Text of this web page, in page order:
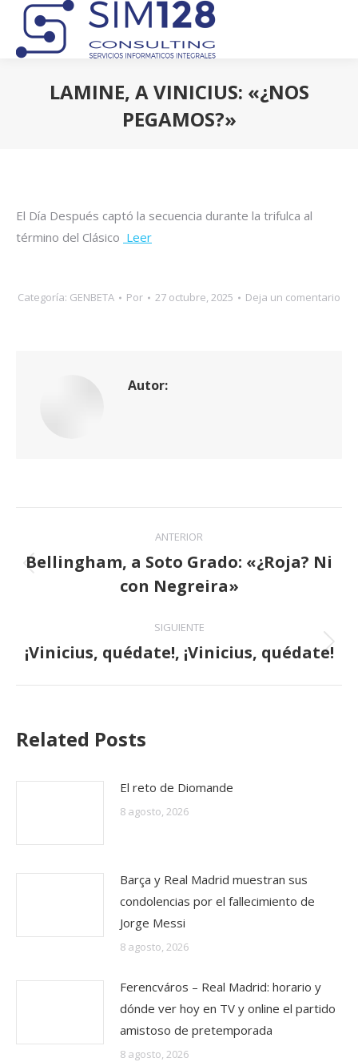
LAMINE, A VINICIUS: «¿NOS
PEGAMOS?»
El Día Después captó la secuencia durante la trifulca al
término del Clásico Leer
Categoría: GENBETA Por 27 octubre, 2025 Deja un comentario
Autor:
Navegación
entre
publicaciones
ANTERIOR
Publicación
anterior:
Bellingham, a Soto Grado: «¿Roja? Ni
con Negreira»
SIGUIENTE
Publicación
¡Vinicius, quédate!, ¡Vinicius, quédate!
Related Posts
El reto de Diomande
8 agosto, 2026
Barça y Real Madrid muestran sus
condolencias por el fallecimiento de
Jorge Messi
8 agosto, 2026
Ferencváros – Real Madrid: horario y
dónde ver hoy en TV y online el partido
amistoso de pretemporada
8 agosto, 2026